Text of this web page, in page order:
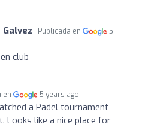
Publicada en
5
club
en 5 years ago
a Padel tournament
Looks like a nice place for